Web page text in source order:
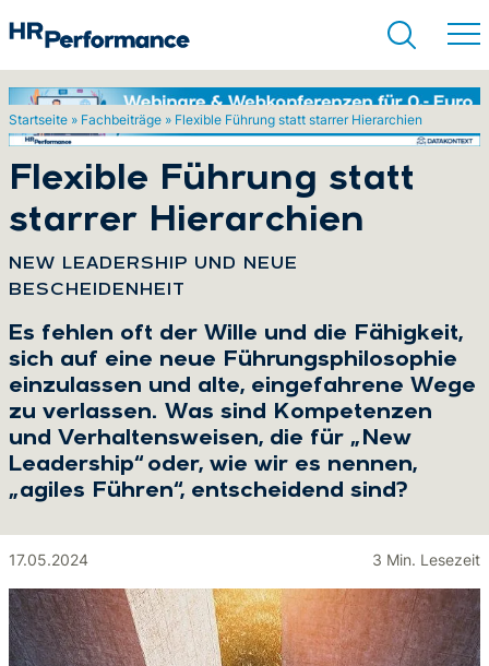
Startseite » Fachbeiträge » Flexible Führung statt starrer Hierarchien
Flexible Führung statt
starrer Hierarchien
NEW LEADERSHIP UND NEUE
BESCHEIDENHEIT
Es fehlen oft der Wille und die Fähigkeit,
sich auf eine neue Führungsphilosophie
einzulassen und alte, eingefahrene Wege
zu verlassen. Was sind Kompetenzen
und Verhaltensweisen, die für „New
Leadership“ oder, wie wir es nennen,
„agiles Führen“, entscheidend sind?
17.05.2024 3 Min. Lesezeit